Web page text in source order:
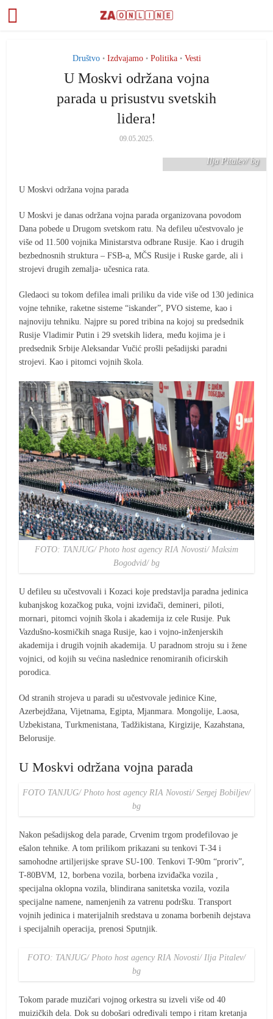
Društvo • Izdvajamo • Politika • Vesti
U Moskvi održana vojna
parada u prisustvu svetskih
lidera!
09.05.2025.
Ilja Pitalev/ bg
U Moskvi održana vojna parada
U Moskvi je danas održana vojna parada organizovana povodom
Dana pobede u Drugom svetskom ratu. Na defileu učestvovalo je
više od 11.500 vojnika Ministarstva odbrane Rusije. Kao i drugih
bezbednosnih struktura – FSB-a, MČS Rusije i Ruske garde, ali i
strojevi drugih zemalja- učesnica rata.
Gledaoci su tokom defilea imali priliku da vide više od 130 jedinica
vojne tehnike, raketne sisteme “iskander”, PVO sisteme, kao i
najnoviju tehniku. Najpre su pored tribina na kojoj su predsednik
Rusije Vladimir Putin i 29 svetskih lidera, među kojima je i
predsednik Srbije Aleksandar Vučić prošli pešadijski paradni
strojevi. Kao i pitomci vojnih škola.
FOTO: TANJUG/ Photo host agency RIA Novosti/ Maksim
Bogodvid/ bg
U defileu su učestvovali i Kozaci koje predstavlja paradna jedinica
kubanjskog kozačkog puka, vojni izviđači, demineri, piloti,
mornari, pitomci vojnih škola i akademija iz cele Rusije. Puk
Vazdušno-kosmičkih snaga Rusije, kao i vojno-inženjerskih
akademija i drugih vojnih akademija. U paradnom stroju su i žene
vojnici, od kojih su većina naslednice renomiranih oficirskih
porodica.
Od stranih strojeva u paradi su učestvovale jedinice Kine,
Azerbejdžana, Vijetnama, Egipta, Mjanmara. Mongolije, Laosa,
Uzbekistana, Turkmenistana, Tadžikistana, Kirgizije, Kazahstana,
Belorusije.
U Moskvi održana vojna parada
FOTO TANJUG/ Photo host agency RIA Novosti/ Sergej Bobiljev/
bg
Nakon pešadijskog dela parade, Crvenim trgom prodefilovao je
ešalon tehnike. A tom prilikom prikazani su tenkovi T-34 i
samohodne artiljerijske sprave SU-100. Tenkovi T-90m “proriv”,
T-80BVM, 12, borbena vozila, borbena izviđačka vozila ,
specijalna oklopna vozila, blindirana sanitetska vozila, vozila
specijalne namene, namenjenih za vatrenu podršku. Transport
vojnih jedinica i materijalnih sredstava u zonama borbenih dejstava
i specijalnih operacija, prenosi Sputnjik.
FOTO: TANJUG/ Photo host agency RIA Novosti/ Ilja Pitalev/
bg
Tokom parade muzičari vojnog orkestra su izveli više od 40
muizičkih dela. Dok su dobošari određivali tempo i ritam kretanja